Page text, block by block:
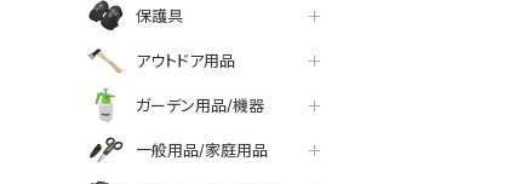
保護具
アウトドア用品
ガーデン用品/機器
一般用品/家庭用品